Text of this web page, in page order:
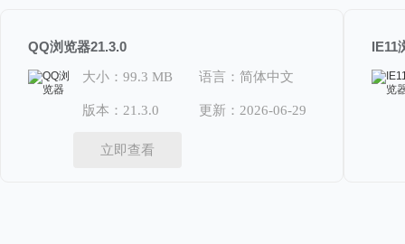
QQ浏览器21.3.0
大小：99.3 MB 语言：简体中文
版本：21.3.0 更新：2026-06-29
立即查看